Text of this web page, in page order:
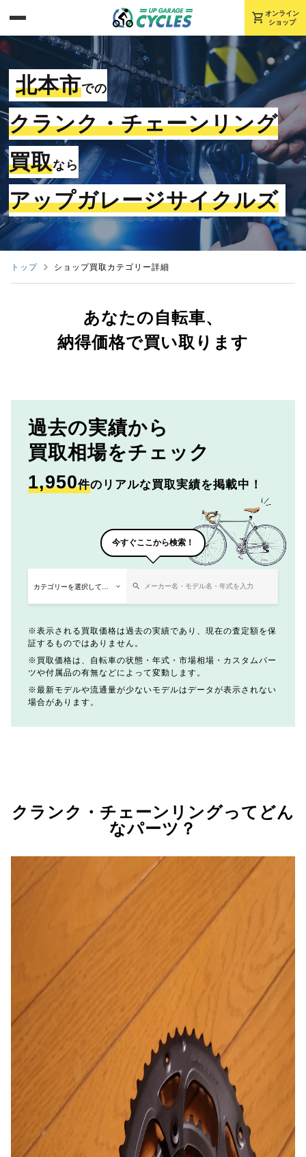
shopping_cart オンライン
ショップ
北本市での
クランク・チェーンリング
買取なら
アップガレージサイクルズ
トップ ショップ買取カテゴリー詳細
あなたの自転車、
納得価格で買い取ります
過去の実績から
買取相場をチェック
1,950件のリアルな買取実績を掲載中！
今すぐここから検索！
表示される買取価格は過去の実績であり、現在の査定額を保
証するものではありません。
買取価格は、自転車の状態・年式・市場相場・カスタムパー
ツや付属品の有無などによって変動します。
最新モデルや流通量が少ないモデルはデータが表示されない
場合があります。
クランク・チェーンリングってどん
なパーツ？